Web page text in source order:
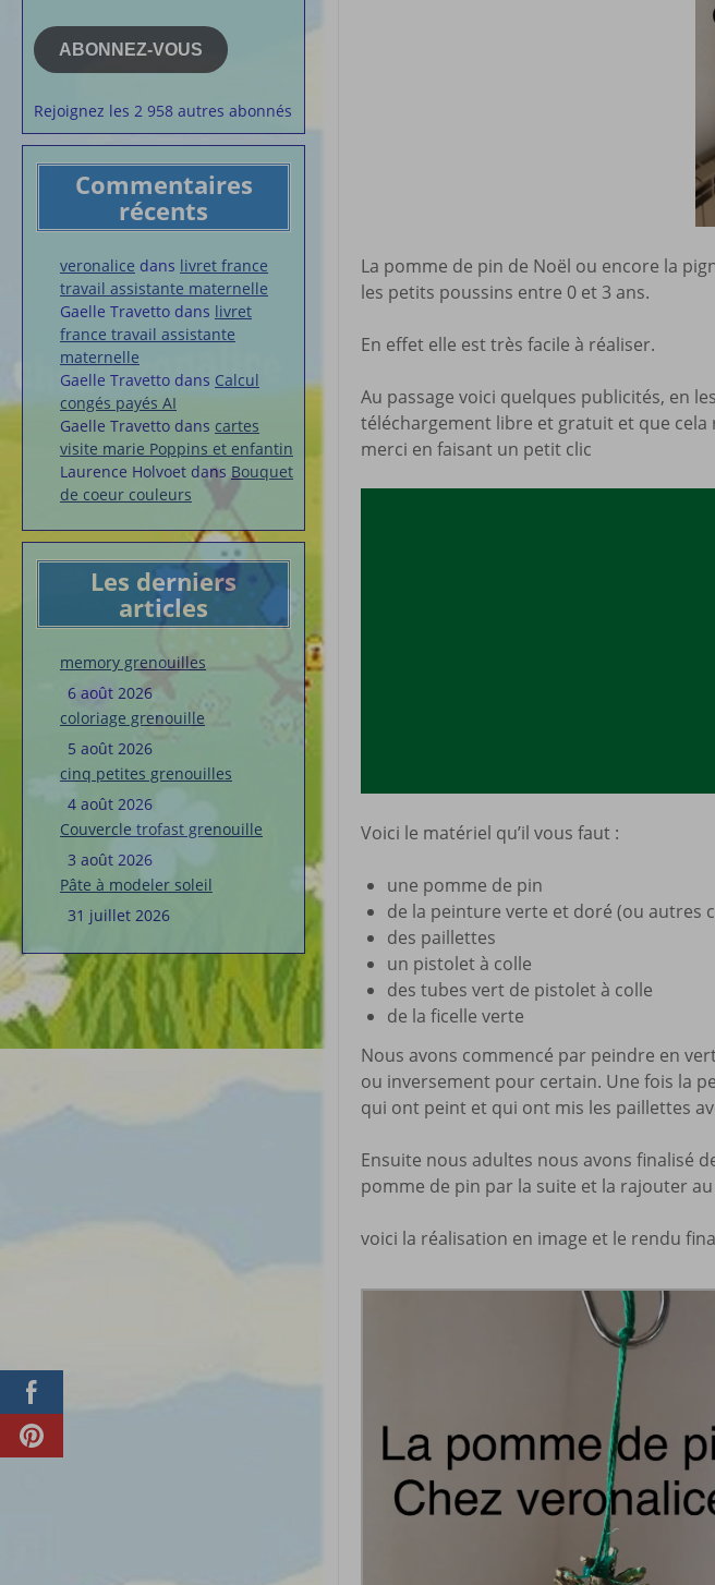
mail
ABONNEZ-VOUS
Rejoignez les 2 958 autres abonnés
Commentaires
récents
veronalice dans livret france
travail assistante maternelle
Gaelle Travetto dans livret
france travail assistante
maternelle
Gaelle Travetto dans Calcul
congés payés AI
Gaelle Travetto dans cartes
visite marie Poppins et enfantin
Laurence Holvoet dans Bouquet
de coeur couleurs
Les derniers
articles
memory grenouilles
6 août 2026
coloriage grenouille
5 août 2026
cinq petites grenouilles
4 août 2026
Couvercle trofast grenouille
3 août 2026
Pâte à modeler soleil
31 juillet 2026
La pomme de pin de Noël ou encore la
les petits poussins entre 0 et 3 ans.
En effet elle est très facile à réaliser.
Au passage voici quelques publicités, en
téléchargement libre et gratuit et que cela
merci en faisant un petit clic
Voici le matériel qu’il vous faut :
une pomme de pin
de la peinture verte et doré (ou autres
des paillettes
un pistolet à colle
des tubes vert de pistolet à colle
de la ficelle verte
Nous avons commencé par peindre en
ou inversement pour certain. Une fois la
qui ont peint et qui ont mis les paillettes
Ensuite nous adultes nous avons finalisé
pomme de pin par la suite et la rajouter
voici la réalisation en image et le rendu